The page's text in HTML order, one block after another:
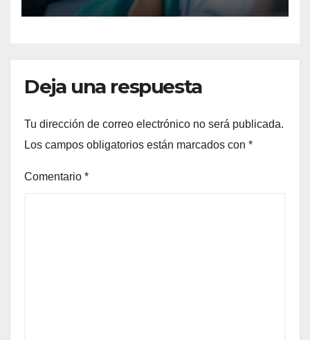
Deja una respuesta
Tu dirección de correo electrónico no será publicada.
Los campos obligatorios están marcados con *
Comentario *